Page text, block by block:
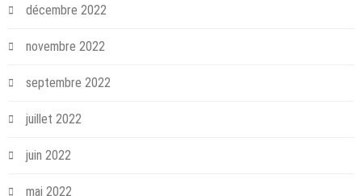
décembre 2022
novembre 2022
septembre 2022
juillet 2022
juin 2022
mai 2022